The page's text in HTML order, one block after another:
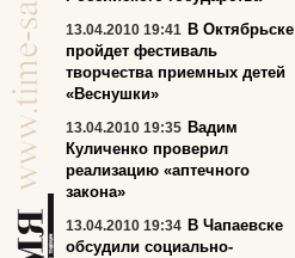
13.04.2010 19:41 В Октябрьске
пройдет фестиваль
творчества приемных детей
«Веснушки»
13.04.2010 19:35 Вадим
Куличенко проверил
реализацию «аптечного
закона»
13.04.2010 19:34 В Чапаевске
обсудили социально-